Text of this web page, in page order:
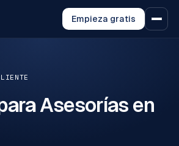
Empieza gratis
Asesorías en